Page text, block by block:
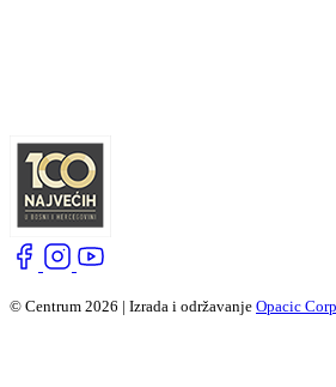
© Centrum 2026 | Izrada i održavanje Opacic